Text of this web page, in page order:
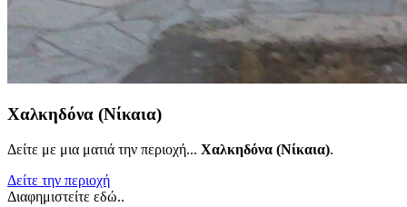
Χαλκηδόνα (Νίκαια)
Δείτε με μια ματιά την περιοχή... Χαλκηδόνα (Νίκαια).
Δείτε την περιοχή
Διαφημιστείτε εδώ..